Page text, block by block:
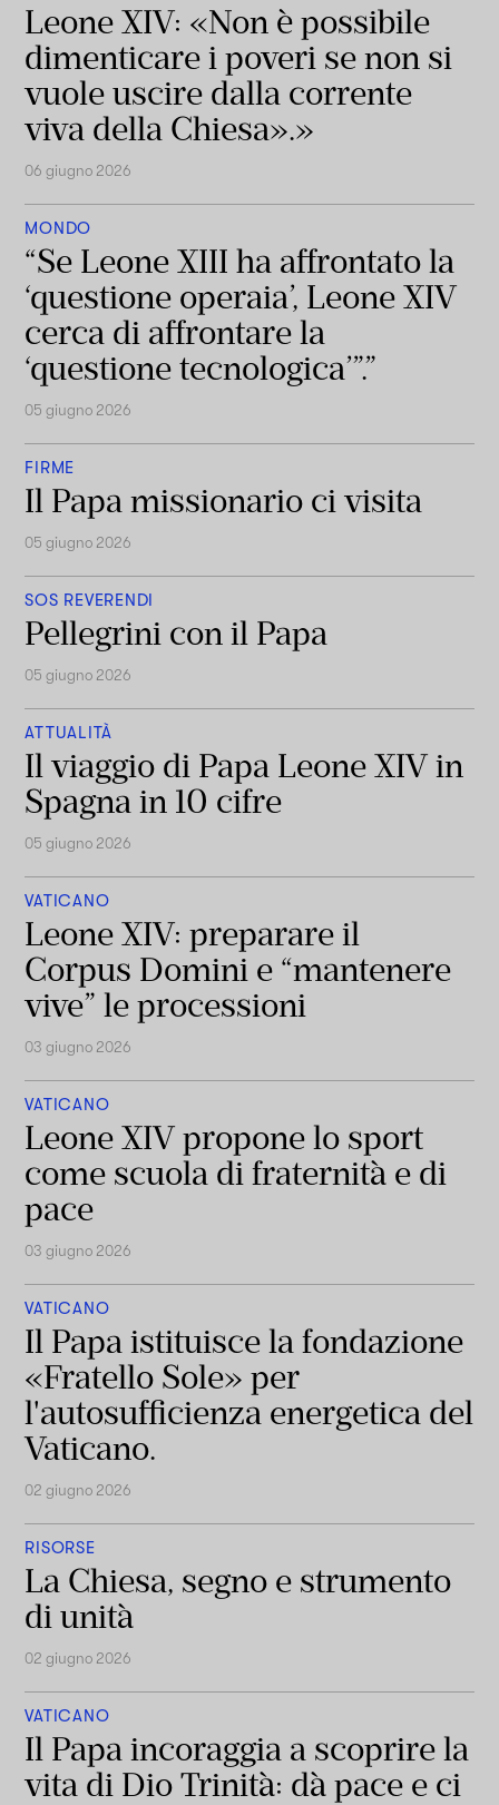
Leone XIV: «Non è possibile
dimenticare i poveri se non si
vuole uscire dalla corrente
viva della Chiesa».»
06 giugno 2026
MONDO
“Se Leone XIII ha affrontato la
‘questione operaia’, Leone XIV
cerca di affrontare la
‘questione tecnologica’”.”
05 giugno 2026
FIRME
Il Papa missionario ci visita
05 giugno 2026
SOS REVERENDI
Pellegrini con il Papa
05 giugno 2026
ATTUALITÀ
Il viaggio di Papa Leone XIV in
Spagna in 10 cifre
05 giugno 2026
VATICANO
Leone XIV: preparare il
Corpus Domini e “mantenere
vive” le processioni
03 giugno 2026
VATICANO
Leone XIV propone lo sport
come scuola di fraternità e di
pace
03 giugno 2026
VATICANO
Il Papa istituisce la fondazione
«Fratello Sole» per
l'autosufficienza energetica del
Vaticano.
02 giugno 2026
RISORSE
La Chiesa, segno e strumento
di unità
02 giugno 2026
VATICANO
Il Papa incoraggia a scoprire la
vita di Dio Trinità: dà pace e ci